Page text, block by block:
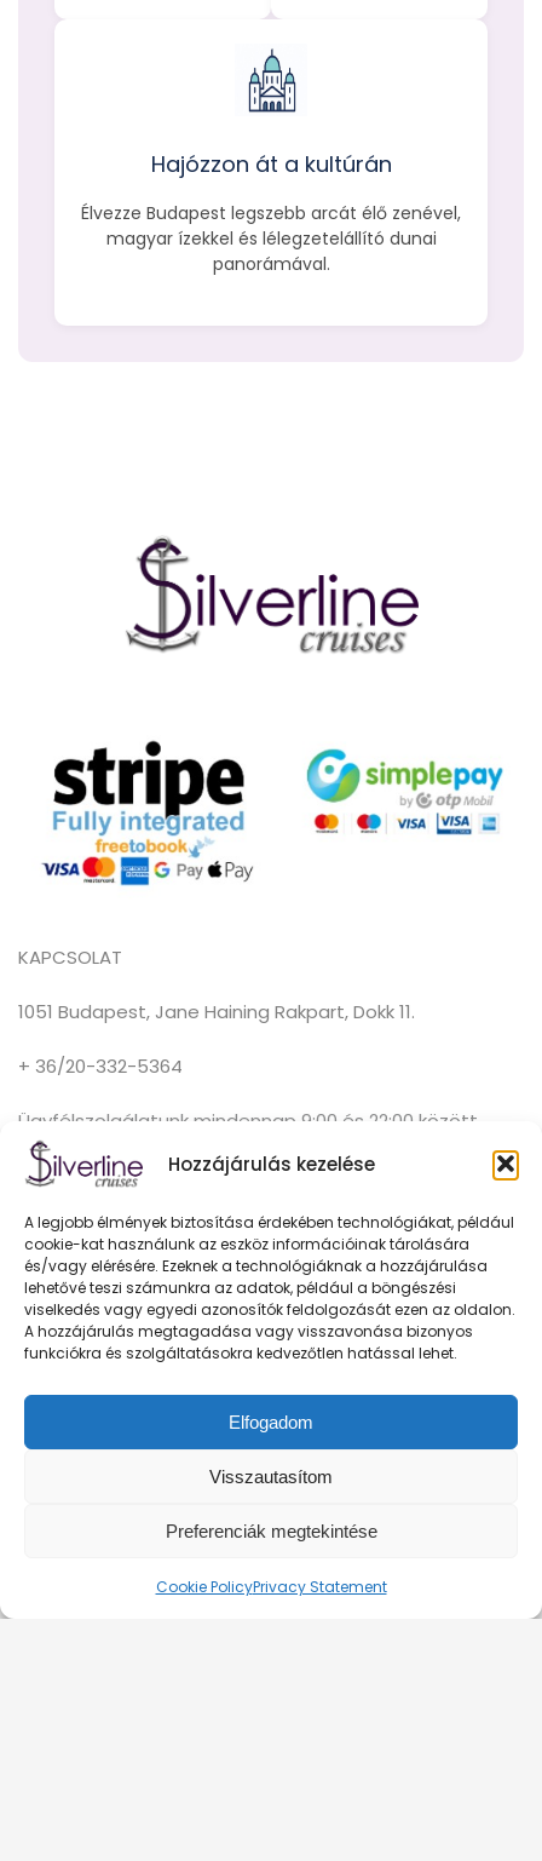
Hozzájárulás kezelése
A legjobb élmények biztosítása érdekében technológiákat, például
cookie-kat használunk az eszköz információinak tárolására
és/vagy elérésére. Ezeknek a technológiáknak a hozzájárulása
lehetővé teszi számunkra az adatok, például a böngészési
viselkedés vagy egyedi azonosítók feldolgozását ezen az oldalon.
A hozzájárulás megtagadása vagy visszavonása bizonyos
funkciókra és szolgáltatásokra kedvezőtlen hatással lehet.
Elfogadom
Visszautasítom
Preferenciák megtekintése
Cookie PolicyPrivacy Statement
Hajózzon át a kultúrán
Élvezze Budapest legszebb arcát élő zenével,
magyar ízekkel és lélegzetelállító dunai
panorámával.
KAPCSOLAT
1051 Budapest, Jane Haining Rakpart, Dokk 11.
+ 36/20-332-5364
Ügyfélszolgálatunk mindennap 9:00 és 22:00 között
elérhető.
ÜZLETSZABÁLYZAT, HATÁLYOS: 2025.03.11-TŐL
FELHASZNÁLÁSI FELTÉTELEK
ADATKEZELÉSI TÁJÉKOZTATÓ
RÓLUNK
KAPCSOLAT
PRIVÁT HAJÓBÉRLÉS